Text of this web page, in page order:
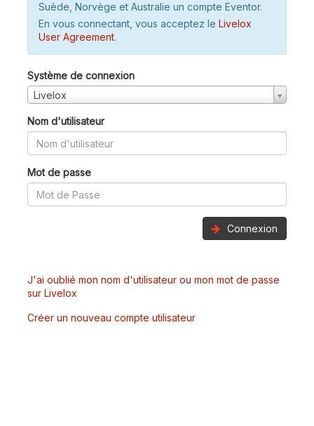
Suède, Norvège et Australie un compte Eventor.
En vous connectant, vous acceptez le Livelox
User Agreement.
Système de connexion
Livelox
Nom d'utilisateur
Mot de passe
Connexion
J'ai oublié mon nom d'utilisateur ou mon mot de passe
sur Livelox
Créer un nouveau compte utilisateur